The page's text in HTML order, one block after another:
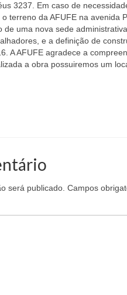
3237. Em caso de
terreno da AFUFE na avenida
de uma nova sede
e a definição de
A AFUFE agradece a
a obra possuiremos um
será publicado. Campos